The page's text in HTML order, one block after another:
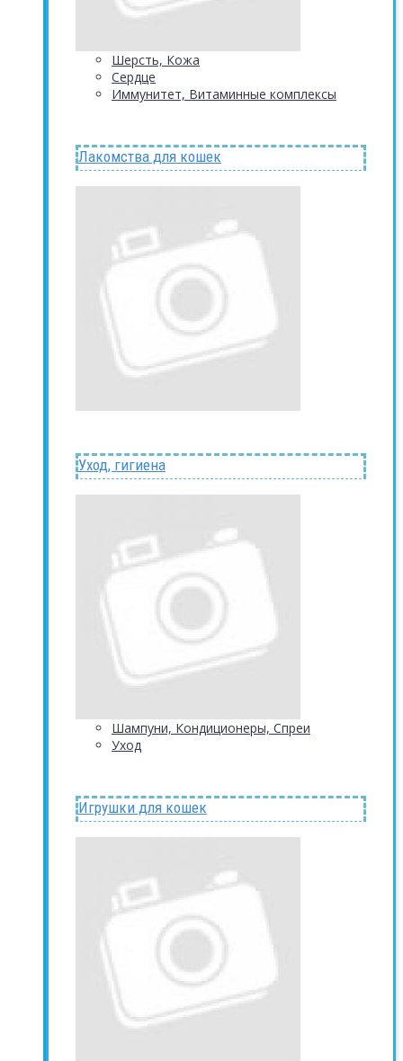
Шерсть, Кожа
Сердце
Иммунитет, Витаминные комплексы
Лакомства для кошек
Уход, гигиена
Шампуни, Кондиционеры, Спреи
Уход
Игрушки для кошек